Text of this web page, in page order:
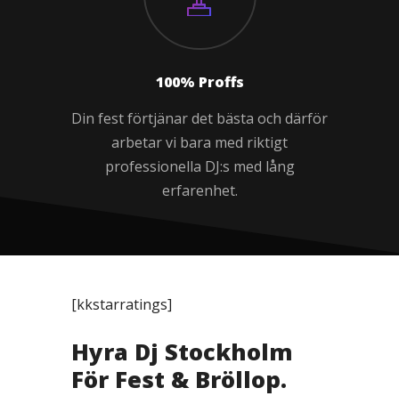
100% Proffs
Din fest förtjänar det bästa och därför
arbetar vi bara med riktigt
professionella DJ:s med lång
erfarenhet.
[kkstarratings]
Hyra Dj Stockholm
För Fest & Bröllop.